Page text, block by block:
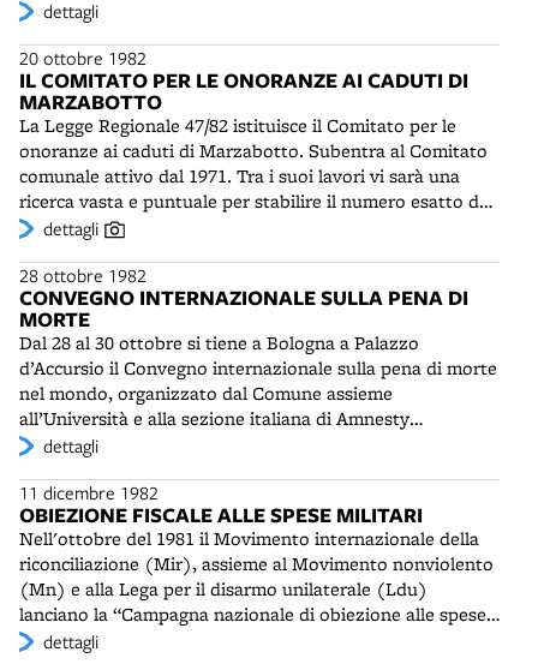
spettacolo è di altissimo livello e il pubblico, accorso in
gran numero, risponde con entusiasmo dalle gradinate
del "palazzo".
Touring Club Italiano sulla Guida gastronomica d’Italia
come la pancetta dolce e la “cartella” (un taglio di manzo
poco conosciuto), che ne determinano l'untuosità. La
ricetta tradizionale avrà un significativo aggiornamento
nel 2023.
dettagli
20 ottobre 1982
IL COMITATO PER LE ONORANZE AI CADUTI DI
MARZABOTTO
La Legge Regionale 47/82 istituisce il Comitato per le
onoranze ai caduti di Marzabotto. Subentra al Comitato
comunale attivo dal 1971. Tra i suoi lavori vi sarà una
ricerca vasta e puntuale per stabilire il numero esatto dei
caduti dell'eccidio di Montesole (settembre- ottobre
a quella di 1.830 indicata nella motivazione alla Medaglia
d'Oro per il Comune di Marzabotto del 1949, che è invece
più vicina all'ammontare complessivo delle vittime di
guerra nei comuni martoriati di Marzabotto, Grizzana e
Monzuno (1.676).
dettagli
28 ottobre 1982
CONVEGNO INTERNAZIONALE SULLA PENA DI
MORTE
Dal 28 al 30 ottobre si tiene a Bologna a Palazzo
d’Accursio il Convegno internazionale sulla pena di morte
nel mondo, organizzato dal Comune assieme
all’Università e alla sezione italiana di Amnesty
International. Norberto Bobbio (1909-2004), giurista e
introduttiva, che sarà in seguito inclusa nel volume L'età
dei diritti (Einaudi, 1990). Nel corso del convegno alcuni
studiosi conducono un sondaggio sul ricorso alla pena
capitale in Italia. Più della metà degli intervistati si dicono
favorevoli alla reintroduzione per i reati più gravi,
nonostante il paese detenga il primato storico
dell'abolizionismo. "Immemori degli anni recenti, gli
dettagli
11 dicembre 1982
OBIEZIONE FISCALE ALLE SPESE MILITARI
Nell'ottobre del 1981 il Movimento internazionale della
riconciliazione (Mir), assieme al Movimento nonviolento
(Mn) e alla Lega per il disarmo unilaterale (Ldu)
lanciano la “Campagna nazionale di obiezione alle spese
militari”. Viene inviato al Presidente della Repubblica un
dettagli